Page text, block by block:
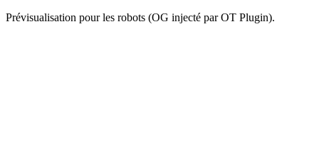
Prévisualisation pour les robots (OG injecté par OT Plugin).